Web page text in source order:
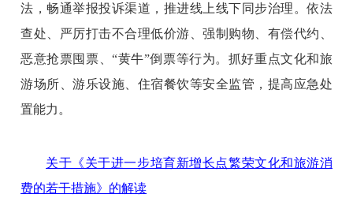
法，畅通举报投诉渠道，推进线上线下同步治理。依法
查处、严厉打击不合理低价游、强制购物、有偿代约、
恶意抢票囤票、“黄牛”倒票等行为。抓好重点文化和旅
游场所、游乐设施、住宿餐饮等安全监管，提高应急处
置能力。
关于《关于进一步培育新增长点繁荣文化和旅游消
费的若干措施》的解读